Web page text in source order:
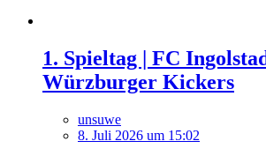
1. Spieltag | FC
Würzburger Kickers
unsuwe
8. Juli 2026 um 15:02